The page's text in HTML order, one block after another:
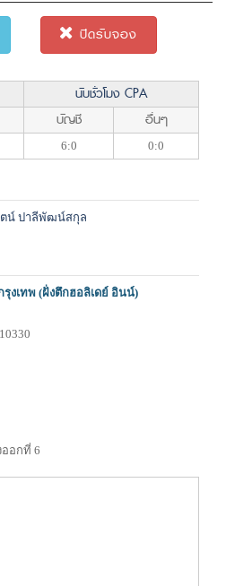
ปิดรับจอง
นับชั่วโมง CPA
บัญชี อื่นๆ
6:0 0:0
ตน์ ปาลีพัฒน์สกุล
งเทพ (ฝั่งตึกฮอลิเดย์ อินน์)
อกที่ 6